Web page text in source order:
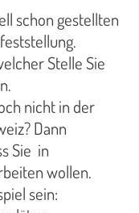
schon gestellten
Stelle Sie
nicht in der
Dann
Sie in
wollen.
sein: